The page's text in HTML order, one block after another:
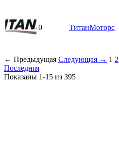
0 ТитанМоторс
← Предыдущая Следующая → 1 2
Последняя
Показаны 1-15 из 395